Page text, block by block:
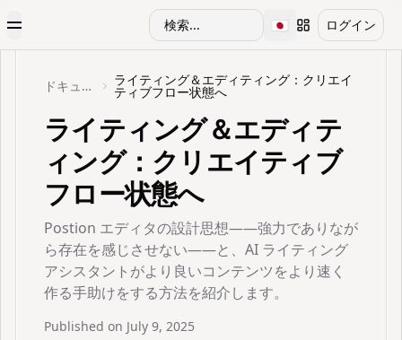
Toggle Menu 検索... 🇯🇵Toggle language
ログイン
ドキュメント ライティング＆エディティング：クリエイ
ティブフロー状態へ
ライティング＆エディテ
ィング：クリエイティブ
フロー状態へ
Postion エディタの設計思想——強力でありなが
ら存在を感じさせない——と、AI ライティング
アシスタントがより良いコンテンツをより速く
作る手助けをする方法を紹介します。
Published on July 9, 2025